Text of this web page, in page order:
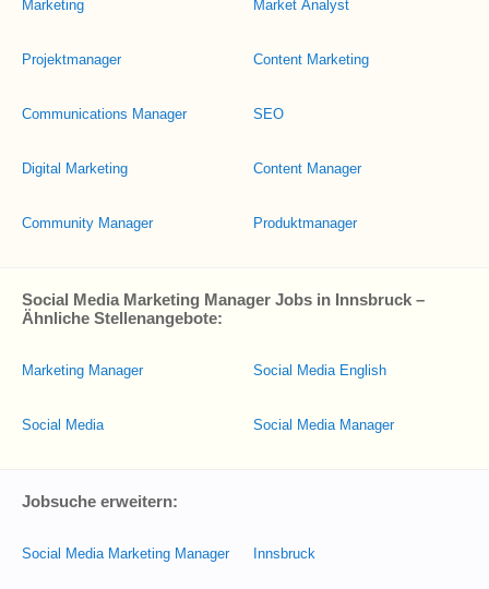
Marketing
Projektmanager
Communications Manager
Digital Marketing
Community Manager
Market Analyst
Content Marketing
SEO
Content Manager
Produktmanager
Social Media Marketing Manager Jobs in Innsbruck –
Ähnliche Stellenangebote:
Marketing Manager
Social Media
Social Media English
Social Media Manager
Jobsuche erweitern:
Social Media Marketing Manager Innsbruck